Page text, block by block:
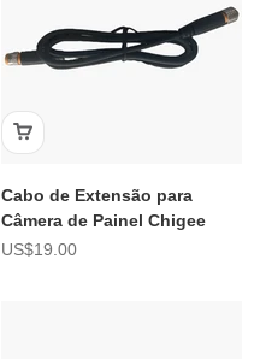
Cabo de Extensão para
Câmera de Painel Chigee
Preço de promoção
US$19.00